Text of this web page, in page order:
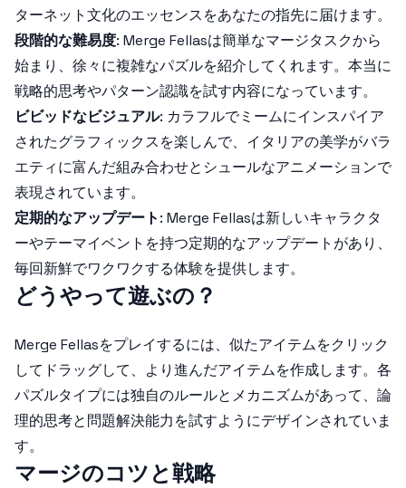
ターネット文化のエッセンスをあなたの指先に届けます。
段階的な難易度: Merge Fellasは簡単なマージタスクから
始まり、徐々に複雑なパズルを紹介してくれます。本当に
戦略的思考やパターン認識を試す内容になっています。
ビビッドなビジュアル: カラフルでミームにインスパイア
されたグラフィックスを楽しんで、イタリアの美学がバラ
エティに富んだ組み合わせとシュールなアニメーションで
表現されています。
定期的なアップデート: Merge Fellasは新しいキャラクタ
ーやテーマイベントを持つ定期的なアップデートがあり、
毎回新鮮でワクワクする体験を提供します。
どうやって遊ぶの？
Merge Fellasをプレイするには、似たアイテムをクリック
してドラッグして、より進んだアイテムを作成します。各
パズルタイプには独自のルールとメカニズムがあって、論
理的思考と問題解決能力を試すようにデザインされていま
す。
マージのコツと戦略